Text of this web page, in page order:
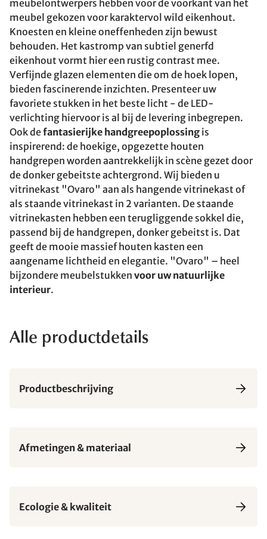
meubelontwerpers hebben voor de voorkant van het
meubel gekozen voor karaktervol wild eikenhout.
Knoesten en kleine oneffenheden zijn bewust
behouden. Het kastromp van subtiel generfd
eikenhout vormt hier een rustig contrast mee.
Verfijnde glazen elementen die om de hoek lopen,
bieden fascinerende inzichten. Presenteer uw
favoriete stukken in het beste licht - de LED-
verlichting hiervoor is al bij de levering inbegrepen.
Ook defantasierijke handgreepoplossing is
inspirerend: de hoekige, opgezette houten
handgrepen worden aantrekkelijk in scène gezet door
de donker gebeitste achtergrond. Wij bieden u
vitrinekast "Ovaro" aan als hangende vitrinekast of
als staande vitrinekast in 2 varianten. De staande
vitrinekasten hebben een terugliggende sokkel die,
passend bij de handgrepen, donker gebeitst is. Dat
geeft de mooie massief houten kasten een
aangename lichtheid en elegantie. "Ovaro" – heel
bijzondere meubelstukken voor uw natuurlijke
interieur.
Alle productdetails
Productbeschrijving
Afmetingen & materiaal
Ecologie & kwaliteit